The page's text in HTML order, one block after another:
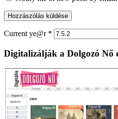
Current ye@r *
Digitalizálják a Dolgozó Nő